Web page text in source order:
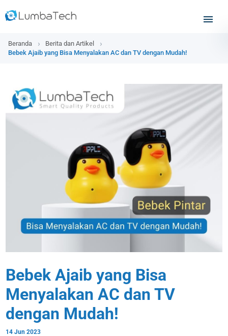
Beranda
Berita dan Artikel
Bebek Ajaib yang Bisa Menyalakan AC dan TV dengan Mudah!
Bebek Ajaib yang Bisa
Menyalakan AC dan TV
dengan Mudah!
14 Jun 2023